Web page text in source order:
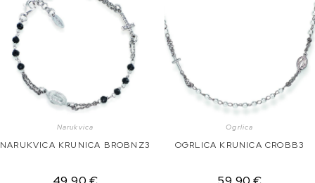
Narukvica
NARUKVICA KRUNICA BROBNZ3
Ogrlica
OGRLICA KRUNICA CROBB3